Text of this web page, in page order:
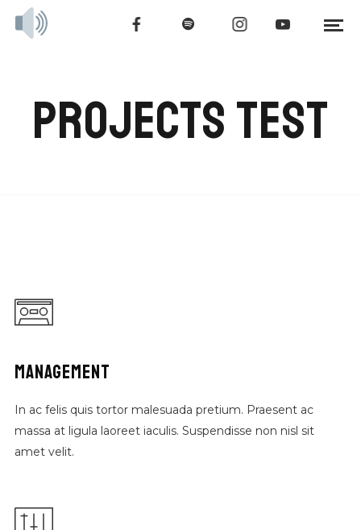
PROJECTS TEST
MANAGEMENT
In ac felis quis tortor malesuada pretium. Praesent ac
massa at ligula laoreet iaculis. Suspendisse non nisl sit
amet velit.